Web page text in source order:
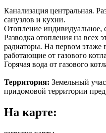
Канализация центральная.
санузлов и кухни.
Отопление индивидуальное,
Разводка отопления на всех
радиаторы. На первом этаже
работающие от газового
Горячая вода от газового
Территория: Земельный
придомовой территории
На карте: